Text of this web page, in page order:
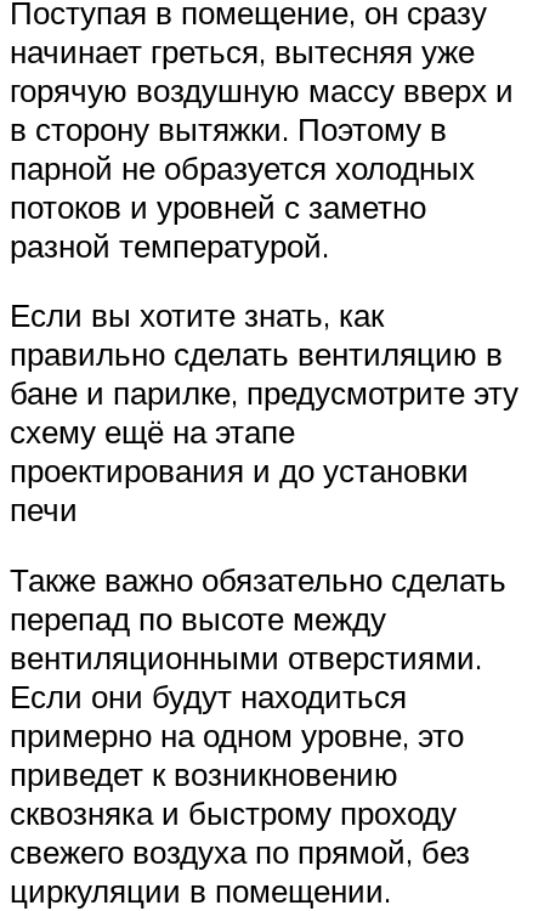
Поступая в помещение, он сразу
начинает греться, вытесняя уже
горячую воздушную массу вверх и
в сторону вытяжки. Поэтому в
парной не образуется холодных
потоков и уровней с заметно
разной температурой.
Если вы хотите знать, как
правильно сделать вентиляцию в
бане и парилке, предусмотрите эту
схему ещё на этапе
проектирования и до установки
печи
Также важно обязательно сделать
перепад по высоте между
вентиляционными отверстиями.
Если они будут находиться
примерно на одном уровне, это
приведет к возникновению
сквозняка и быстрому проходу
свежего воздуха по прямой, без
циркуляции в помещении.